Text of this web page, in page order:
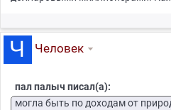
Человек
пал палыч писал(а):
могла быть по доходам от